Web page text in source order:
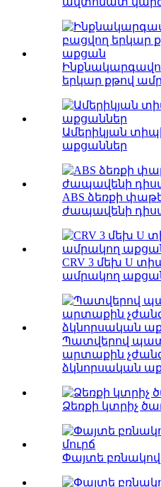
երկար քթով
Ամերիկյան
աքցաններ
ABS ձեռքի
ժապավենի
CRV 3 մեխ U
ամրակող
Պատվերով
արտաքին
ձկնորսական
Ձեռքի կտրիչ
Փայտե